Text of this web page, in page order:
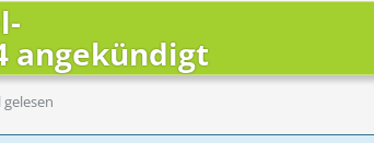
angekündigt
gelesen